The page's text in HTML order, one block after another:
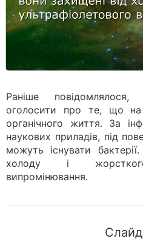
Раніше
оголосити про те, що на
органічного життя. За
наукових приладів, під
можуть існувати
холоду і жорсткого
випромінювання.